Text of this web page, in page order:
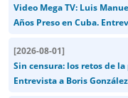
Video Mega TV: Luis
Años Preso en Cuba.
[2026-08-01]
Sin censura: los retos de
Entrevista a Boris